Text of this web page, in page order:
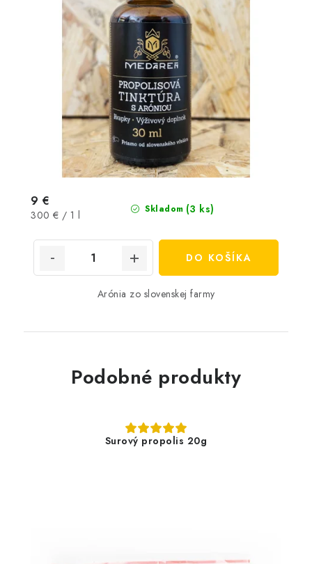
Skladom (3 ks)
9 €
Jednotková
300 € / 1 l
DO KOŠÍKA
Arónia zo slovenskej farmy
Podobné produkty
Surový propolis 20g